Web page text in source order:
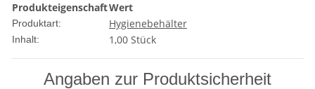
ProdukteigenschaftWert
Produktart: Hygienebehälter
Inhalt: 1,00 Stück
Angaben zur Produktsicherheit